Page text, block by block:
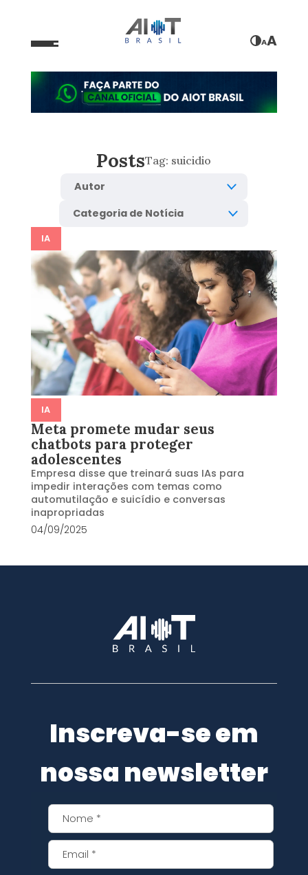
AA
PostsTag: suicidio
IA
IA
Meta promete mudar seus
chatbots para proteger
adolescentes
Empresa disse que treinará suas IAs para
impedir interações com temas como
automutilação e suicídio e conversas
inapropriadas
04/09/2025
Inscreva-se em
nossa newsletter